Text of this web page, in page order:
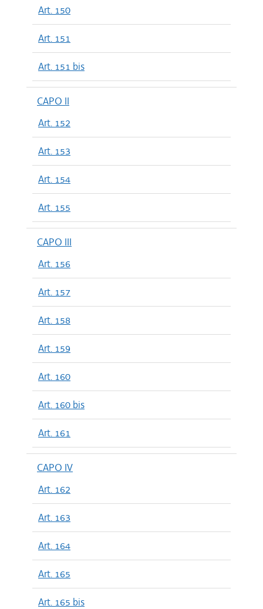
Art. 150
Art. 151
Art. 151 bis
CAPO II
Art. 152
Art. 153
Art. 154
Art. 155
CAPO III
Art. 156
Art. 157
Art. 158
Art. 159
Art. 160
Art. 160 bis
Art. 161
CAPO IV
Art. 162
Art. 163
Art. 164
Art. 165
Art. 165 bis